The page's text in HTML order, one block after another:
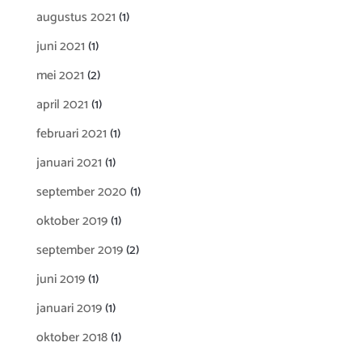
augustus 2021(1)
juni 2021(1)
mei 2021(2)
april 2021(1)
februari 2021(1)
januari 2021(1)
september 2020(1)
oktober 2019(1)
september 2019(2)
juni 2019(1)
januari 2019(1)
oktober 2018(1)